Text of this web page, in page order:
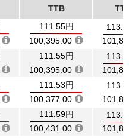
TTB
111.55円
100,395.00
111.55円
100,395.00
111.53円
100,377.00
111.59円
100,431.00